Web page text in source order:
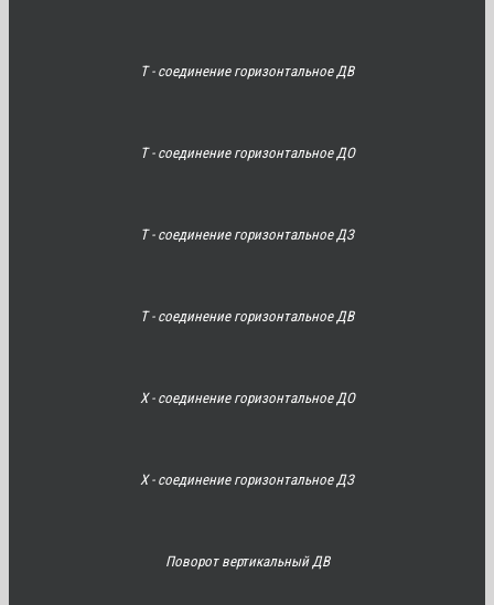
Т - соединение горизонтальное ДВ
Т - соединение горизонтальное ДО
Т - соединение горизонтальное ДЗ
Т - соединение горизонтальное ДВ
Х - соединение горизонтальное ДО
Х - соединение горизонтальное ДЗ
Поворот вертикальный ДВ